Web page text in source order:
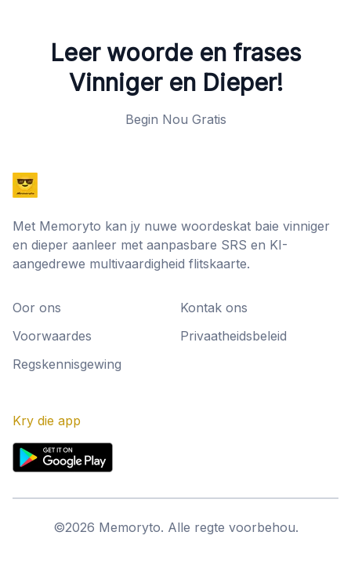
Leer woorde en frases
Vinniger en Dieper!
Begin Nou Gratis
Met Memoryto kan jy nuwe woordeskat baie vinniger
en dieper aanleer met aanpasbare SRS en KI-
aangedrewe multivaardigheid flitskaarte.
Oor ons
Kontak ons
Voorwaardes
Privaatheidsbeleid
Regskennisgewing
Kry die app
©2026 Memoryto. Alle regte voorbehou.